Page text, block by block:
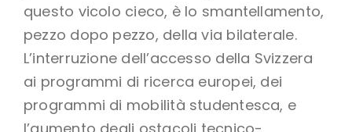
questo vicolo cieco, è lo smantellamento,
pezzo dopo pezzo, della via bilaterale.
L’interruzione dell’accesso della Svizzera
ai programmi di ricerca europei, dei
programmi di mobilità studentesca, e